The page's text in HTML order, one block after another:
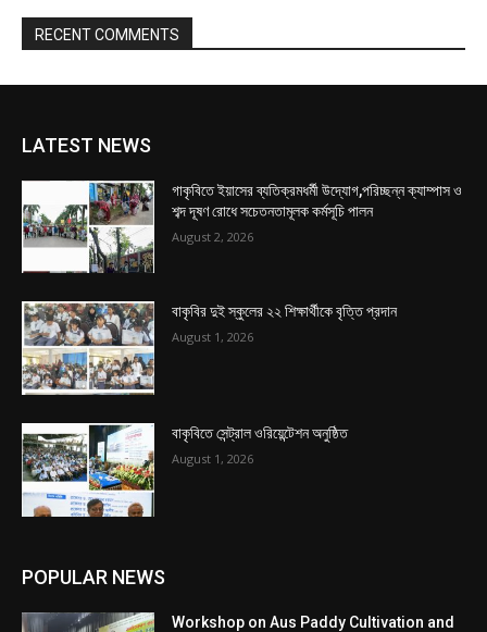
RECENT COMMENTS
LATEST NEWS
গাকৃবিতে ইয়াসের ব্যতিক্রমধর্মী উদ্যোগ,পরিচ্ছন্ন ক্যাম্পাস ও
শব্দ দূষণ রোধে সচেতনতামূলক কর্মসূচি পালন
August 2, 2026
বাকৃবির দুই স্কুলের ২২ শিক্ষার্থীকে বৃত্তি প্রদান
August 1, 2026
বাকৃবিতে সেন্ট্রাল ওরিয়েন্টেশন অনুষ্ঠিত
August 1, 2026
POPULAR NEWS
Workshop on Aus Paddy Cultivation and